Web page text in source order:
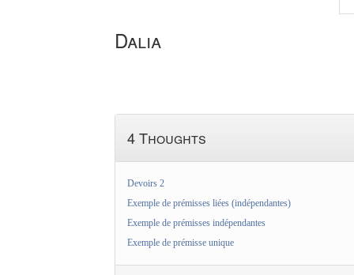
Dalia
4 Thoughts
Devoirs 2
Exemple de prémisses liées (indépendantes)
Exemple de prémisses indépendantes
Exemple de prémisse unique